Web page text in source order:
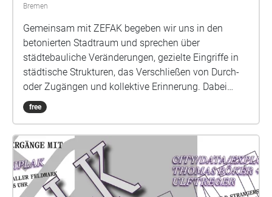
Bremen
Gemeinsam mit ZEFAK begeben wir uns in den
betonierten Stadtraum und sprechen über
städtebauliche Veränderungen, gezielte Eingriffe in
städtische Strukturen, das Verschließen von Durch-
oder Zugängen und kollektive Erinnerung. Dabei
führt uns ZEFAK an vergessene Orte, die immer noch
da sind, und thematisiert auf poetische sowie
prägen und wie Geschichte um bzw. neu geschrieben
wird, wenn wir Orte eliminieren. ZEFAK schafft
Räume und Plattformen, um u.a. zeitliche und
räumliche Verhandlungen zum Thema Gerechtigkeit
free